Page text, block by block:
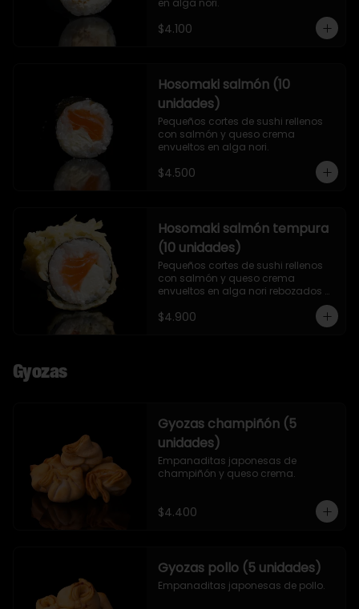
en alga nori.
$4.100
Hosomaki salmón (10
unidades)
Pequeños cortes de sushi rellenos
con salmón y queso crema
envueltos en alga nori.
$4.500
Hosomaki salmón tempura
(10 unidades)
Pequeños cortes de sushi rellenos
con salmón y queso crema
envueltos en alga nori rebozados
$4.900
Gyozas
Gyozas champiñón (5
unidades)
Empanaditas japonesas de
champiñón y queso crema.
$4.400
Gyozas pollo (5 unidades)
Empanaditas japonesas de pollo.